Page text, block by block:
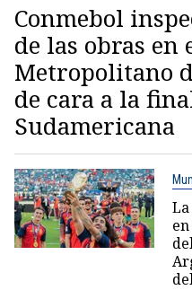
Conmebol
de las obras en
Metropolitano
de cara a la
Sudamericana